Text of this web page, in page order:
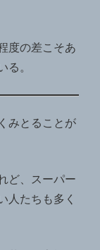
度の差こそあ
る。
みとることが
ど、スーパー
人たちも多く